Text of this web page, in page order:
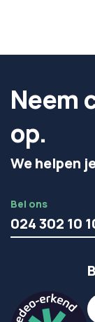
Neem
op.
We helpen
Bel ons
024 302 10